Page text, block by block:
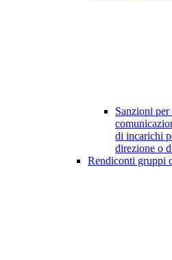
Sanzioni per
di incarichi
direzione o
Rendiconti gruppi